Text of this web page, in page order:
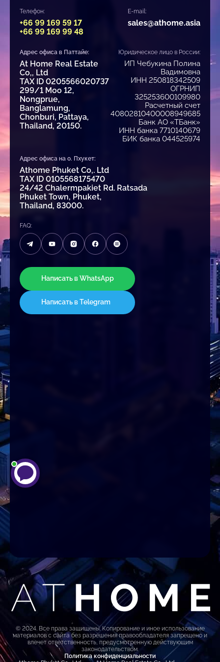
#купитьвиллувтаиланде #купитьквартирунапхукете
#купитьквартирувпаттайе #купитьвиллунапхукете
Телефон:
+66 99 169 59 17
+66 99 169 99 48
E-mail:
sales@athome.asia
Адрес офиса в Паттайе:
At Home Real Estate
Co,, Ltd
TAX ID 0205566020737
299/1 Moo 12,
Nongprue,
Banglamung,
Chonburi, Pattaya,
Thailand, 20150.
Юридическое лицо в России:
ИП Чебукина Полина
Вадимовна
ИНН 250818342509
ОГРНИП
325253600109980
Расчетный счет
40802810400008949685
Банк АО «ТБанк»
ИНН банка 7710140679
БИК банка 044525974
Адрес офиса на о. Пхукет:
Athome Phuket Co,. Ltd
TAX ID 0105568175470
24/42 Chalermpakiet Rd. Ratsada
Phuket Town, Phuket,
Thailand, 83000.
FAQ:
Написать в WhatsApp
Написать в Telegram
Политика конфиденциальности
© 2024. Все права защищены. Копирование и иное использование
материалов с сайта без разрешения правообладателя запрещено и
влечет ответственность, предусмотренную действующим
законодательством.